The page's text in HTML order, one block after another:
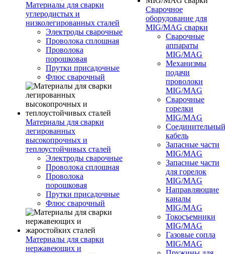
Материалы для сварки
углеродистых и
низколегированных сталей
Электроды сварочные
Проволока сплошная
Проволока
порошковая
Прутки присадочные
Флюс сварочный
Материалы для сварки
легированных
высокопрочных и
теплоустойчивых сталей
Электроды сварочные
Проволока сплошная
Проволока
порошковая
Прутки присадочные
Флюс сварочный
Материалы для сварки
нержавеющих и
Сварочное
оборудование для
MIG/MAG сварки
Сварочные
аппараты
MIG/MAG
Механизмы
подачи
проволоки
MIG/MAG
Сварочные
горелки
MIG/MAG
Соединительный
кабель
Запасные части
MIG/MAG
Запасные части
для горелок
MIG/MAG
Направляющие
каналы
MIG/MAG
Токосъемники
MIG/MAG
Газовые сопла
MIG/MAG